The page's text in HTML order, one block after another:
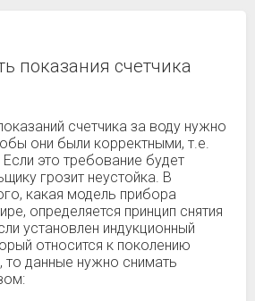
показания счетчика
счетчика за воду нужно
они были корректными, т.е.
это требование будет
грозит неустойка. В
какая модель прибора
определяется принцип снятия
установлен индукционный
относится к поколению
то данные нужно снимать